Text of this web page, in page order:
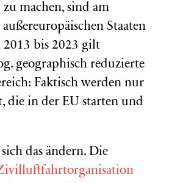
machen, sind am
Staaten
2013 bis 2023 gilt
geographisch reduzierte
Faktisch werden nur
die in der EU starten und
das ändern. Die